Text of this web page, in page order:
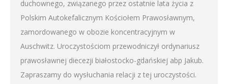
duchownego, związanego przez ostatnie lata życia z
Polskim Autokefalicznym Kościołem Prawosławnym,
zamordowanego w obozie koncentracyjnym w
Auschwitz. Uroczystościom przewodniczył ordynariusz
prawosławnej diecezji białostocko-gdańskiej abp Jakub.
Zapraszamy do wysłuchania relacji z tej uroczystości.